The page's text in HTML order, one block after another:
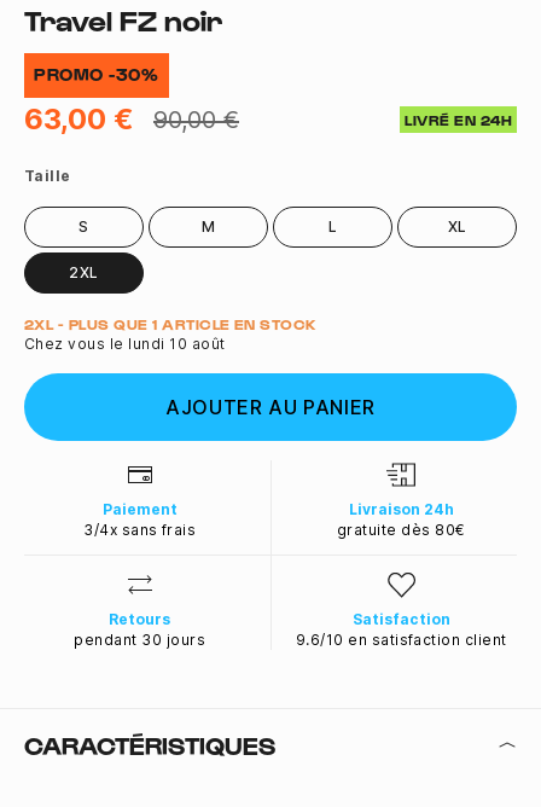
Travel FZ noir
PROMO -30%
63,00 € 90,00 € LIVRÉ EN 24H
Taille
S M L XL
2XL
Quantité
2XL - PLUS QUE 1 ARTICLE EN STOCK
Chez vous le lundi 10 août
AJOUTER AU PANIER
Paiement
3/4x sans frais
Livraison 24h
gratuite dès 80€
Retours
pendant 30 jours
Satisfaction
9.6/10 en satisfaction client
CARACTÉRISTIQUES